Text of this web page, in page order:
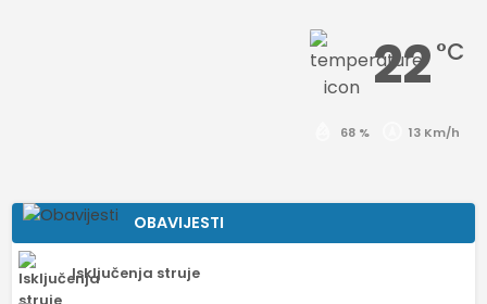
22 °C
68 % 13 Km/h
OBAVIJESTI
Isključenja struje